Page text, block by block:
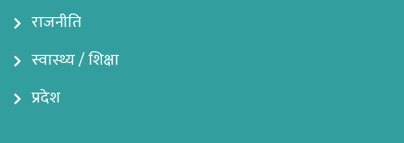
राजनीति
स्वास्थ्य / शिक्षा
प्रदेश